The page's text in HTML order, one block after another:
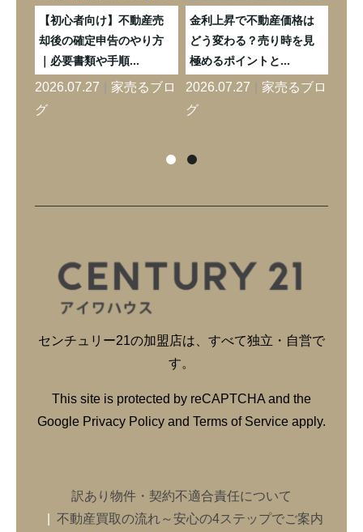
【初心者向け】不動産売
却後の確定申告のやり方
｜必要書類や手順...
2026.07.27
家売るブロ
グ
金利上昇で不動産価格は
どう変わる？売り時を見
極めるポイントと...
2026.07.27
家売るブロ
グ
センチュリー21の加盟店は、すべて独立・自営で
す。
This site is protected by reCAPTCHA and the
Google Privacy Policy and Terms of Service apply.
訳あり物件・契約不適合責任について
不動産買取の流れ～安心の4ステップでご案内